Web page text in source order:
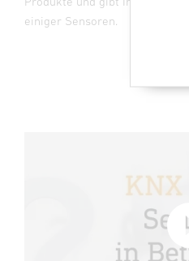
einiger Sensoren.